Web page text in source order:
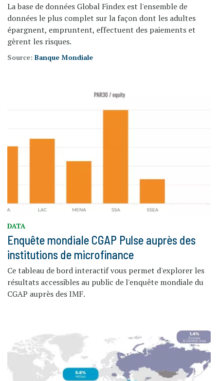
La base de données Global Findex est l'ensemble de
données le plus complet sur la façon dont les adultes
épargnent, empruntent, effectuent des paiements et
gèrent les risques.
Source: Banque Mondiale
DATA
Enquête mondiale CGAP Pulse auprès des
institutions de microfinance
Ce tableau de bord interactif vous permet d'explorer les
résultats accessibles au public de l'enquête mondiale du
CGAP auprès des IMF.